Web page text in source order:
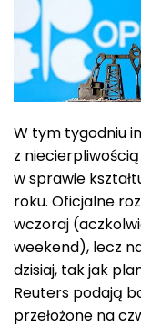
W tym tygodniu
z
w sprawie
roku. Oficjalne
wczoraj
weekend), lecz
dzisiaj, tak jak
Reuters podają
przełożone na